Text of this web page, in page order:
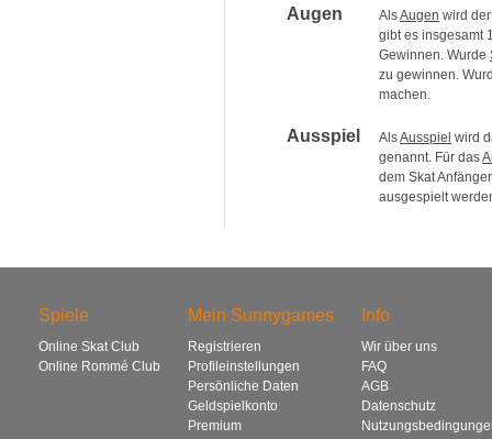
Augen AlsAugen wird
gibt es insgesamt
Gewinnen. Wurde
zu gewinnen.
machen.
Ausspiel AlsAusspiel wird
genannt. Für das
dem Skat
ausgespielt
Spiele
Online Skat Club
Online Rommé Club
Mein Sunnygames
Registrieren
Profileinstellungen
Persönliche Daten
Geldspielkonto
Premium
Info
Wir über uns
FAQ
AGB
Datenschutz